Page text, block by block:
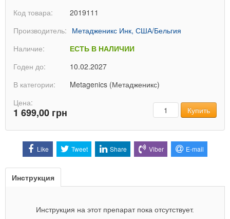
Код товара:
2019111
Производитель: Метадженикс Инк, США/Бельгия
Наличие:
ЕСТЬ В НАЛИЧИИ
Годен до:
10.02.2027
В категории:
Metagenics (Метадженикс)
Цена:
1 699,00 грн КоличествоКупить
Like Tweet Share Viber E-mail
Инструкция
Инструкция на этот препарат пока отсутствует.